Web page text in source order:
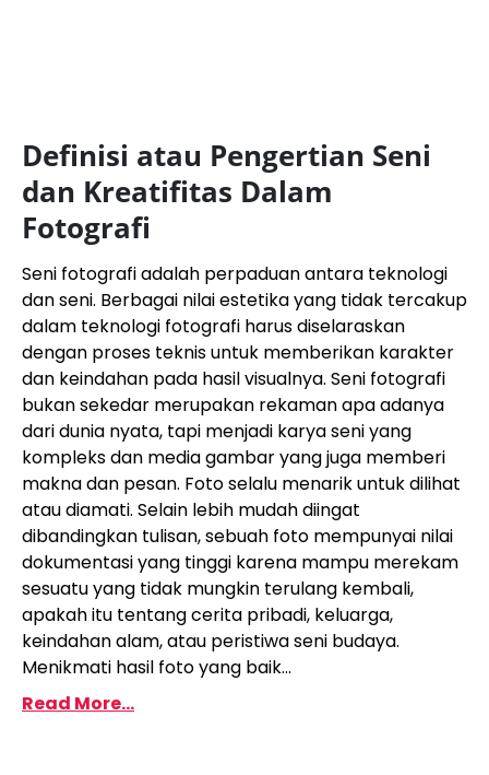
Definisi atau Pengertian Seni
dan Kreatifitas Dalam
Fotografi
Seni fotografi adalah perpaduan antara teknologi
dan seni. Berbagai nilai estetika yang tidak tercakup
dalam teknologi fotografi harus diselaraskan
dengan proses teknis untuk memberikan karakter
dan keindahan pada hasil visualnya. Seni fotografi
bukan sekedar merupakan rekaman apa adanya
dari dunia nyata, tapi menjadi karya seni yang
kompleks dan media gambar yang juga memberi
makna dan pesan. Foto selalu menarik untuk dilihat
atau diamati. Selain lebih mudah diingat
dibandingkan tulisan, sebuah foto mempunyai nilai
dokumentasi yang tinggi karena mampu merekam
sesuatu yang tidak mungkin terulang kembali,
apakah itu tentang cerita pribadi, keluarga,
keindahan alam, atau peristiwa seni budaya.
Menikmati hasil foto yang baik...
Read More...